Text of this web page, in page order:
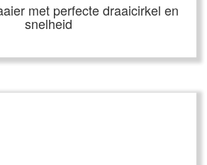
met perfecte draaicirkel en
snelheid